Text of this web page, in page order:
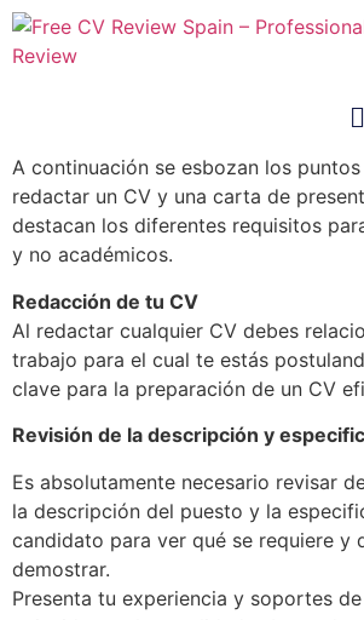
A continuación se esbozan los
redactar un CV y una carta de
destacan los diferentes requisitos
y no académicos.
Redacción de tu CV
Al redactar cualquier CV debes
trabajo para el cual te estás
clave para la preparación de un CV
Revisión de la descripción y
Es absolutamente necesario revisar
la descripción del puesto y la
candidato para ver qué se requiere y
demostrar.
Presenta tu experiencia y soportes